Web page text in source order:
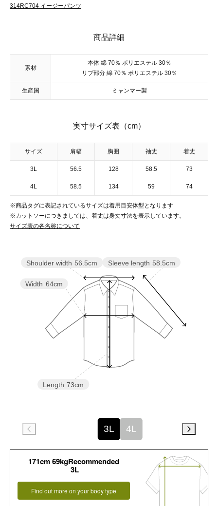
314RC704 イージーパンツ
商品詳細
素材
本体 綿 70％ ポリエステル 30％
リブ部分 綿 70％ ポリエステル 30％
生産国 ミャンマー製
実寸サイズ表（cm）
サイズ 肩幅 胸囲 袖丈 着丈
3L 56.5 128 58.5 73
4L 58.5 134 59 74
※商品タグに表記されているサイズは着用目安体型となります
※カットソーにつきましては、着丈は身丈寸法を表示しています。
サイズ表の各名称について
Sleeve length 58.5cm
Length 73cm
Width 64cm
Shoulder width 56.5cm
3L 4L
171cm 69kgRecommended
3L
Find out more on your body type